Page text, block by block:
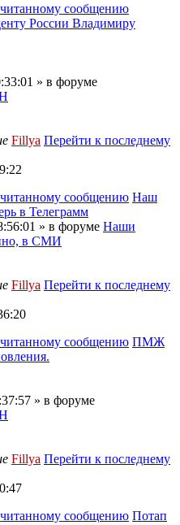
сообщению
России Владимиру
» в форуме
Fillya Перейти к последнему
сообщению Наш
в Телеграмм
» в форуме Наши
в СМИ
Fillya Перейти к последнему
сообщению ПМЖ
» в форуме
Fillya Перейти к последнему
сообщению Потап